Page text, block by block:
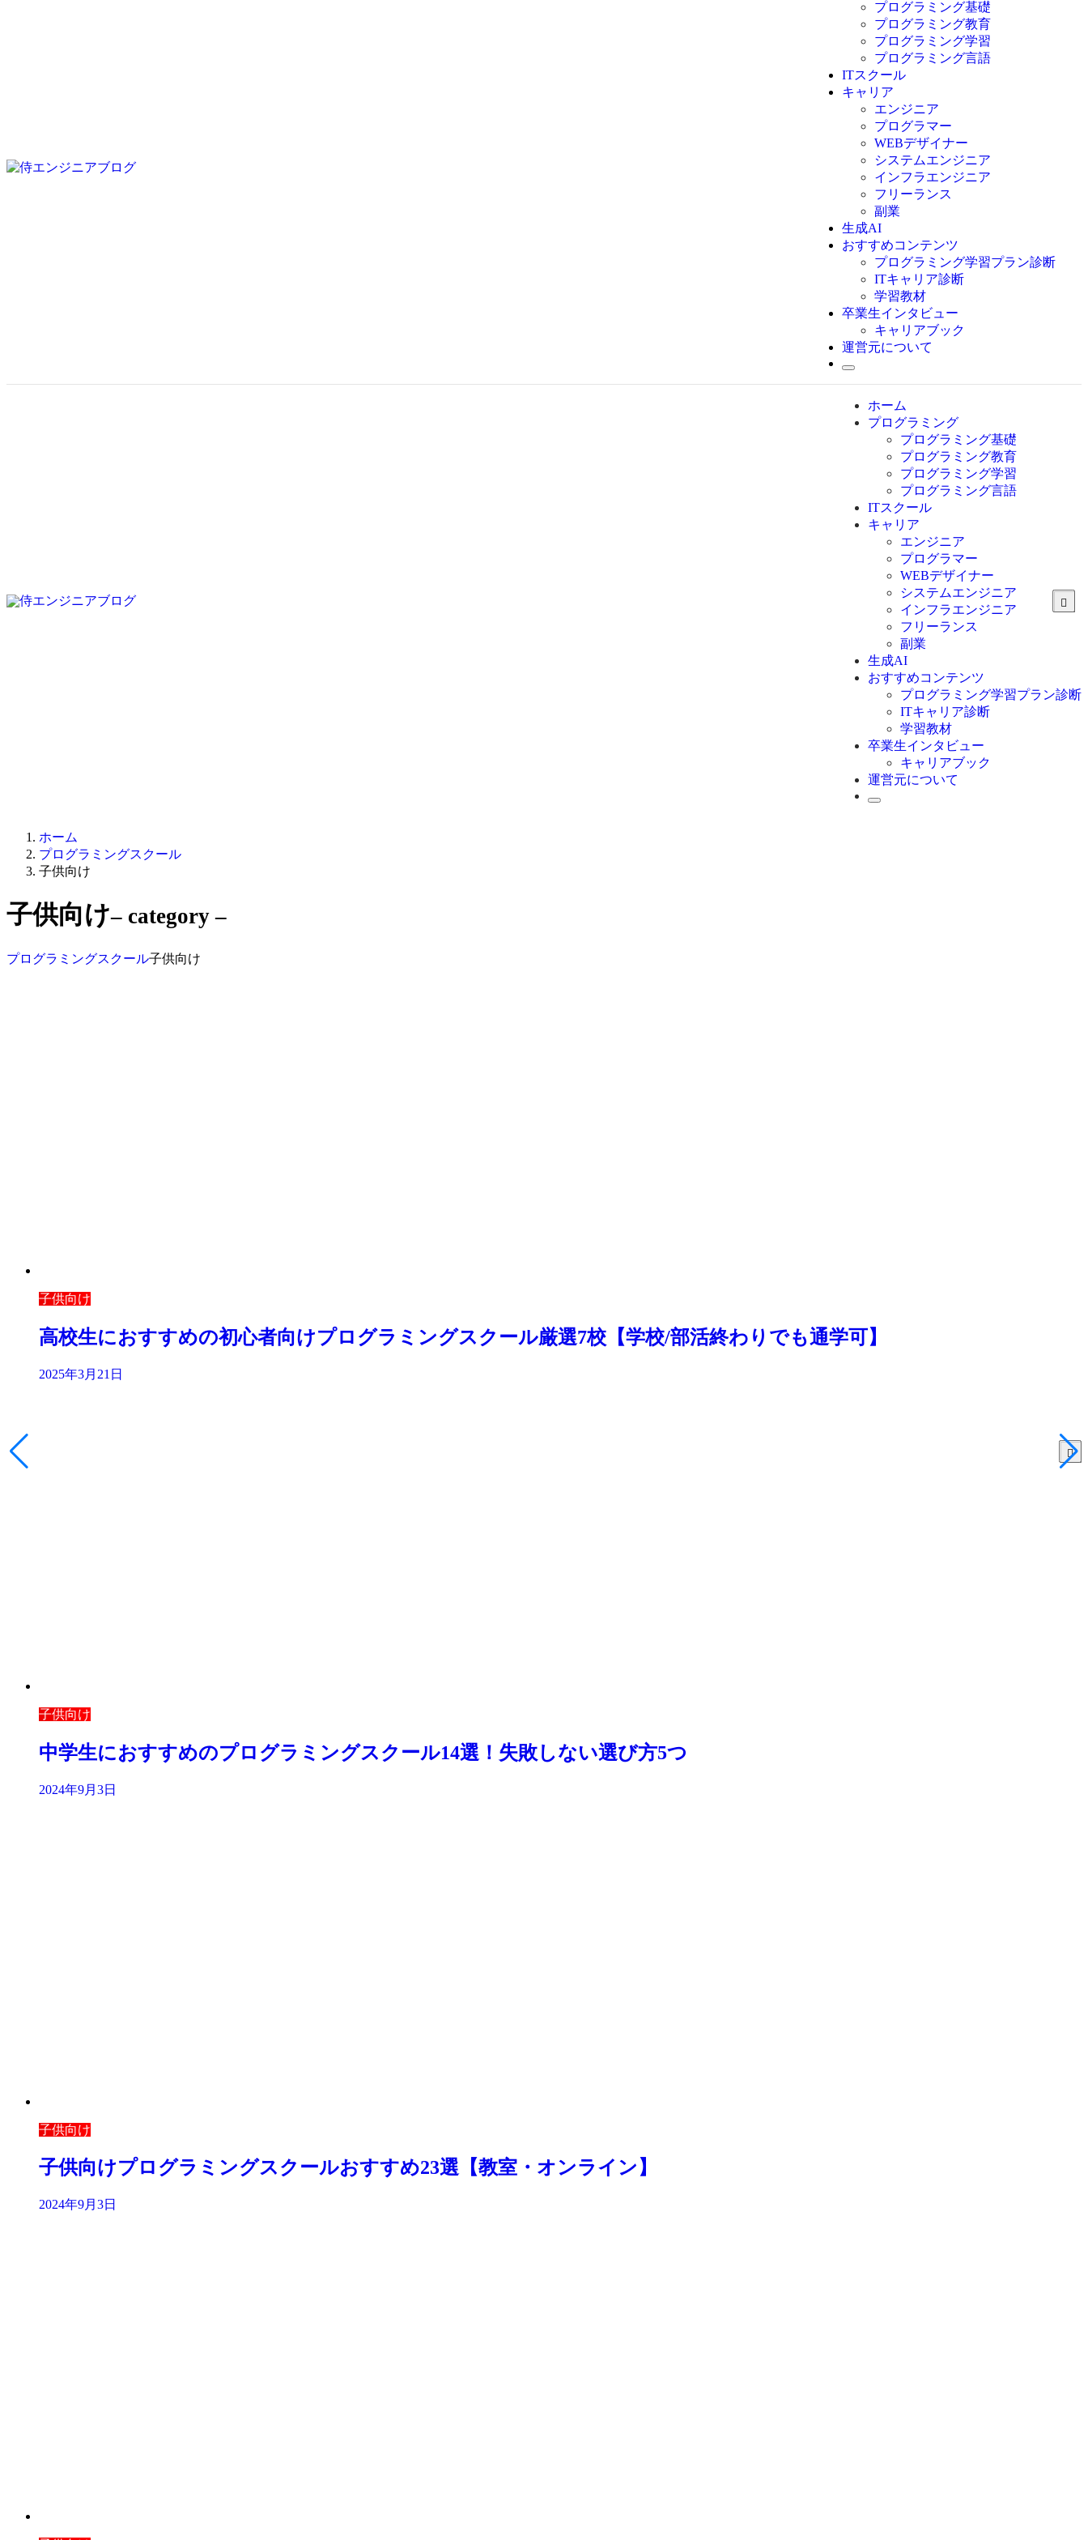
プログラミング基礎
プログラミング教育
プログラミング学習
プログラミング言語
C言語
C#
VBA
Go言語
Kotlin
Java
JavaScript
Swift
Ruby
その他言語
ITスクール
キャリア
エンジニア
プログラマー
WEBデザイナー
システムエンジニア
インフラエンジニア
フリーランス
副業
生成AI
おすすめコンテンツ
プログラミング学習プラン診断
ITキャリア診断
学習教材
卒業生インタビュー
キャリアブック
運営元について
ホーム
プログラミング
プログラミング基礎
プログラミング教育
プログラミング学習
プログラミング言語
C言語
C#
VBA
Go言語
Kotlin
Java
JavaScript
Swift
Ruby
その他言語
ITスクール
キャリア
エンジニア
プログラマー
WEBデザイナー
システムエンジニア
インフラエンジニア
フリーランス
副業
生成AI
おすすめコンテンツ
プログラミング学習プラン診断
ITキャリア診断
学習教材
卒業生インタビュー
キャリアブック
運営元について
ホーム
プログラミングスクール
子供向け
子供向け– category –
プログラミングスクール子供向け
子供向け
高校生におすすめの初心者向けプログラミングスクール厳選7校【学校/部活終わりでも通学可】
2025年3月21日
子供向け
中学生におすすめのプログラミングスクール14選！失敗しない選び方5つ
2024年9月3日
子供向け
子供向けプログラミングスクールおすすめ23選【教室・オンライン】
2024年9月3日